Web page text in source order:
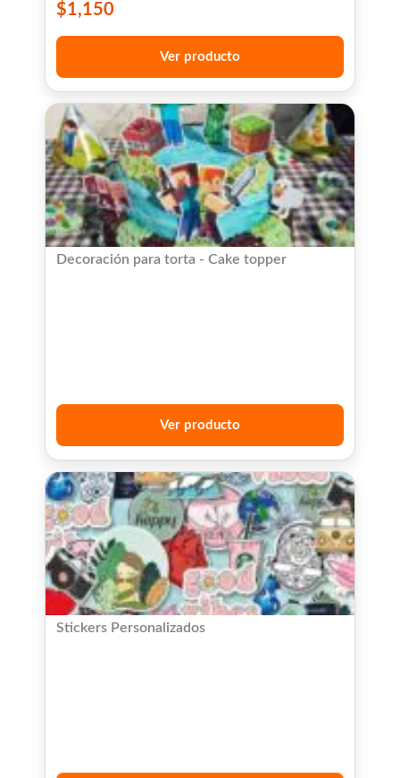
$1,150
Ver producto
Decoración para torta - Cake topper
Ver producto
Stickers Personalizados